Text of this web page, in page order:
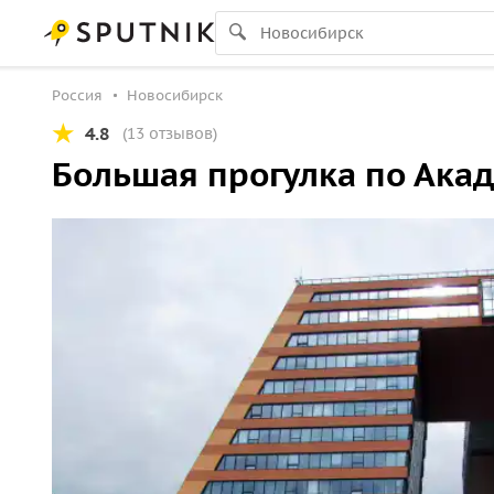
Россия Новосибирск
4.8 (13 отзывов)
Большая прогулка по